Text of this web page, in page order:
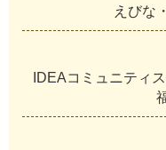
えびな
IDEAコミュニティ